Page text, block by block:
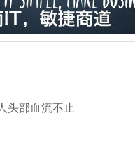
部血流不止